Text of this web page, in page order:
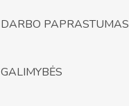
DARBO PAPRASTUMAS
GALIMYBĖS